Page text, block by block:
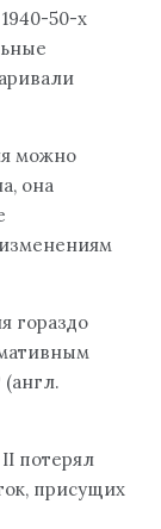
50-х
можно
она
гораздо
потерял
присущих